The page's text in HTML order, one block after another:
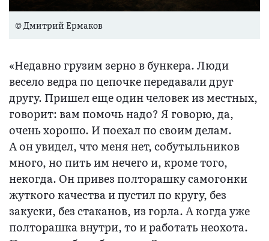
© Дмитрий Ермаков
«Недавно грузим зерно в бункера. Люди
весело ведра по цепочке передавали друг
другу. Пришел еще один человек из местных,
говорит: вам помочь надо? Я говорю, да,
очень хорошо. И поехал по своим делам.
А он увидел, что меня нет, собутыльников
много, но пить им нечего и, кроме того,
некогда. Он привез полторашку самогонки
жуткого качества и пустил по кругу, без
закуски, без стаканов, из горла. А когда уже
полторашка внутри, то и работать неохота.